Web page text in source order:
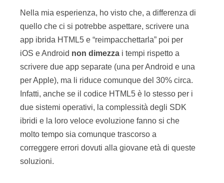
Nella mia esperienza, ho visto che, a differenza di
quello che ci si potrebbe aspettare, scrivere una
app ibrida HTML5 e “reimpacchettarla” poi per
iOS e Android non dimezza i tempi rispetto a
scrivere due app separate (una per Android e una
per Apple), ma li riduce comunque del 30% circa.
Infatti, anche se il codice HTML5 è lo stesso per i
due sistemi operativi, la complessità degli SDK
ibridi e la loro veloce evoluzione fanno si che
molto tempo sia comunque trascorso a
correggere errori dovuti alla giovane età di queste
soluzioni.